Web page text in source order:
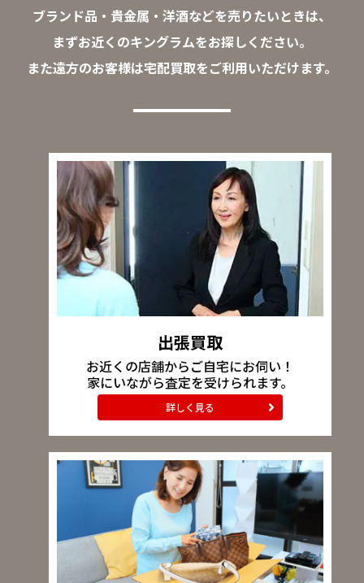
ブランド品・貴金属・洋酒などを売りたいときは、
まずお近くのキングラムをお探しください。
また遠方のお客様は宅配買取をご利用いただけます。
出張買取
お近くの店舗からご自宅にお伺い！
家にいながら査定を受けられます。
詳しく見る